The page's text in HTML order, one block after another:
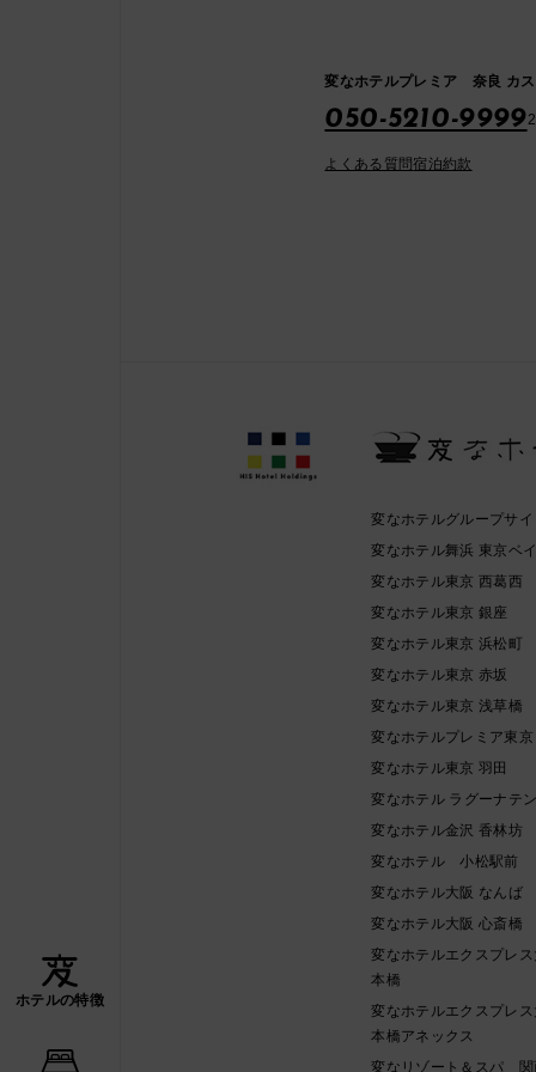
ホテルの特徴
変なホテルプレミア 奈良 カ
050-5210-9999
よくある質問宿泊約款
変なホテルグループサ
変なホテル舞浜 東京ベ
変なホテル東京 西葛西
変なホテル東京 銀座
変なホテル東京 浜松町
変なホテル東京 赤坂
変なホテル東京 浅草橋
変なホテルプレミア東
変なホテル東京 羽田
変なホテル ラグーナテ
変なホテル金沢 香林坊
変なホテル 小松駅前
変なホテル大阪 なんば
変なホテル大阪 心斎橋
変なホテルエクスプレ
本橋
変なホテルエクスプレ
本橋アネックス
変なリゾート＆スパ 関